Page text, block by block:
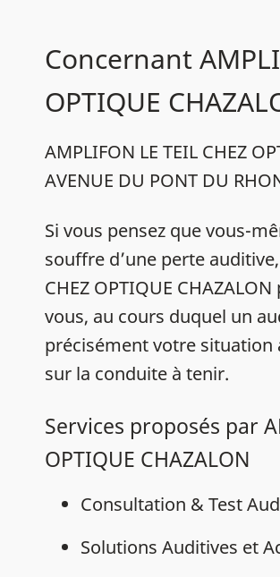
Concernant
OPTIQUE
AMPLIFON LE TEIL CHEZ
AVENUE DU PONT DU
Si vous pensez que vous-
souffre d’une perte
CHEZ OPTIQUE
vous, au cours duquel un
précisément votre
sur la conduite à tenir.
Services proposés par
OPTIQUE CHAZALON
Consultation & Test
Solutions Auditives et